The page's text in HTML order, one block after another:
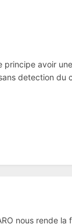
principe avoir
detection du
nous rende